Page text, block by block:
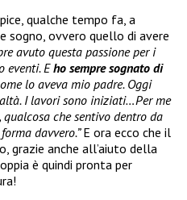
qualche tempo fa, a
sogno, ovvero quello di avere
avuto questa passione per i
eventi. Eho sempre sognato di
lo aveva mio padre. Oggi
I lavori sono iniziati…Per me
che sentivo dentro da
davvero.”E ora ecco che il
grazie anche all’aiuto della
è quindi pronta per